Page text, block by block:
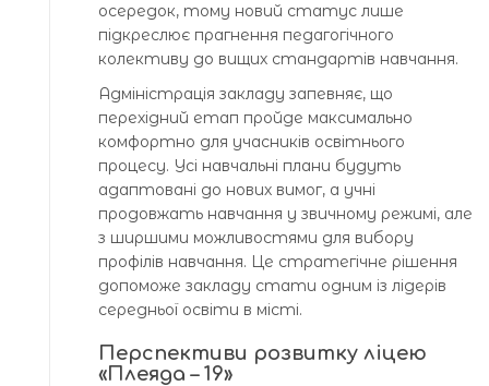
осередок, тому новий статус лише
підкреслює прагнення педагогічного
колективу до вищих стандартів навчання.
Адміністрація закладу запевняє, що
перехідний етап пройде максимально
комфортно для учасників освітнього
процесу. Усі навчальні плани будуть
адаптовані до нових вимог, а учні
продовжать навчання у звичному режимі, але
з ширшими можливостями для вибору
профілів навчання. Це стратегічне рішення
допоможе закладу стати одним із лідерів
середньої освіти в місті.
Перспективи розвитку ліцею
«Плеяда – 19»